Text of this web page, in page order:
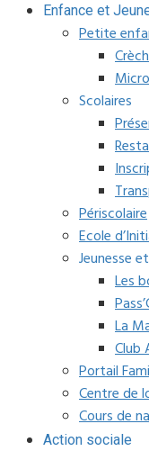
Enfance et
Petite
Scolaires
Périscolaire
Ecole
Jeunesse
Les
La
Club
Portail
Centre de
Cours de
Action sociale